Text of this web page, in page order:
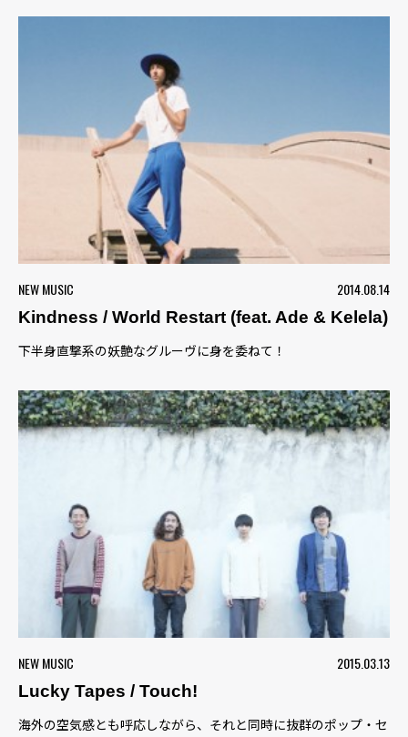
NEW MUSIC
2014.08.14
Kindness / World Restart (feat. Ade & Kelela)
下半身直撃系の妖艶なグルーヴに身を委ねて！
NEW MUSIC
2015.03.13
Lucky Tapes / Touch!
海外の空気感とも呼応しながら、それと同時に抜群のポップ・セ